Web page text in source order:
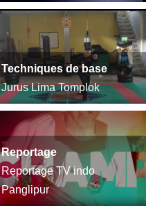
Techniques de base
Jurus Lima Tomplok
Reportage
Reportage TV indo
Panglipur